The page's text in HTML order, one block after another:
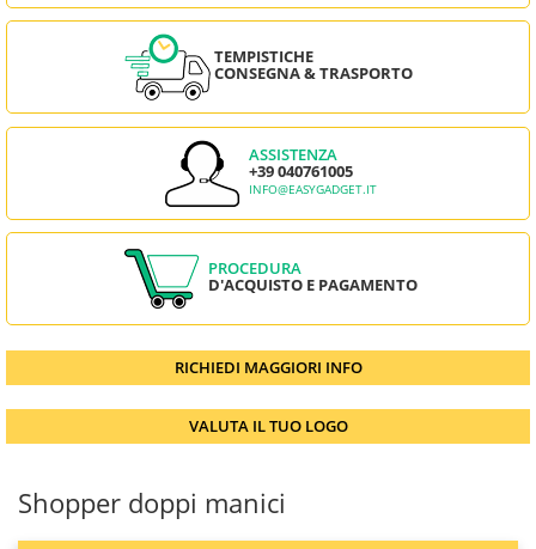
TEMPISTICHE
CONSEGNA & TRASPORTO
ASSISTENZA
+39 040761005
INFO@EASYGADGET.IT
PROCEDURA
D'ACQUISTO E PAGAMENTO
RICHIEDI MAGGIORI INFO
VALUTA IL TUO LOGO
Shopper doppi manici